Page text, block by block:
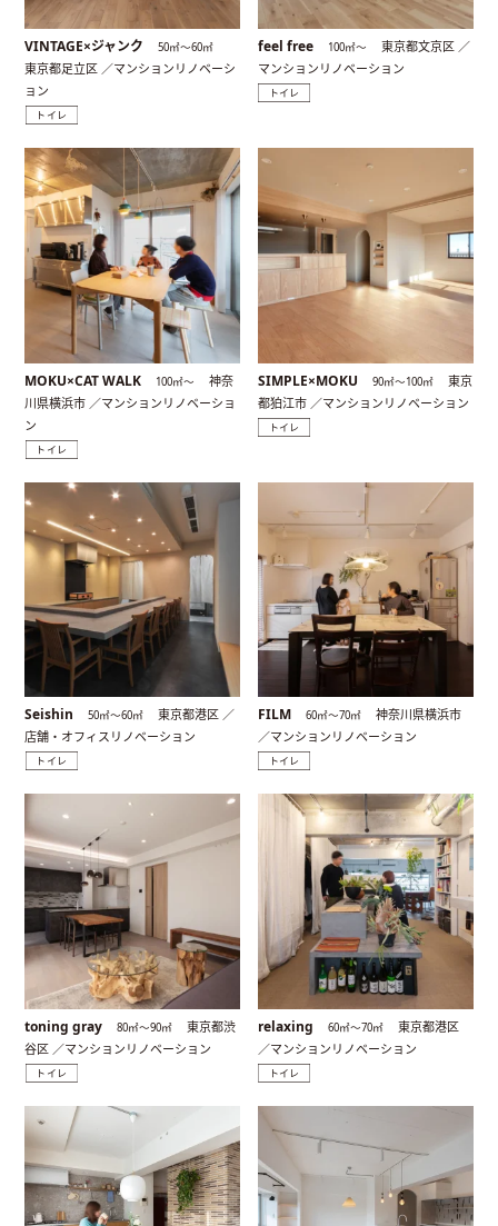
VINTAGE×ジャンク 50㎡〜60㎡
東京都足立区 ／マンションリノベーシ
ョン
トイレ
feel free 100㎡〜
東京都文京区 ／
マンションリノベーション
トイレ
MOKU×CAT WALK 100㎡〜
神奈
川県横浜市 ／マンションリノベーショ
ン
トイレ
SIMPLE×MOKU 90㎡〜100㎡
東京
都狛江市 ／マンションリノベーション
トイレ
Seishin 50㎡〜60㎡
東京都港区 ／
店舗・オフィスリノベーション
トイレ
FILM 60㎡〜70㎡
神奈川県横浜市
／マンションリノベーション
トイレ
toning gray 80㎡〜90㎡
東京都渋
谷区 ／マンションリノベーション
トイレ
relaxing 60㎡〜70㎡
東京都港区
／マンションリノベーション
トイレ